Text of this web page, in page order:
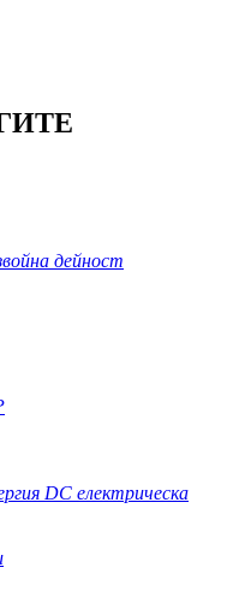
дейност
DC електрическа